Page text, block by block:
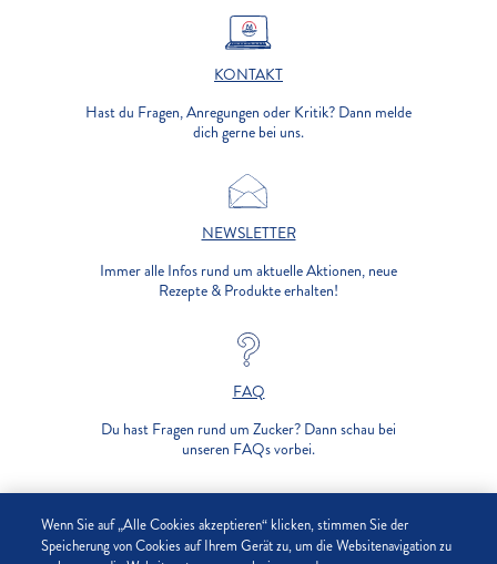
KONTAKT
Hast du Fragen, Anregungen oder Kritik? Dann melde
dich gerne bei uns.
NEWSLETTER
Immer alle Infos rund um aktuelle Aktionen, neue
Rezepte & Produkte erhalten!
FAQ
Du hast Fragen rund um Zucker? Dann schau bei
unseren FAQs vorbei.
UNTERNEHMEN
Wenn Sie auf „Alle Cookies akzeptieren“ klicken, stimmen Sie der
Speicherung von Cookies auf Ihrem Gerät zu, um die Websitenavigation zu